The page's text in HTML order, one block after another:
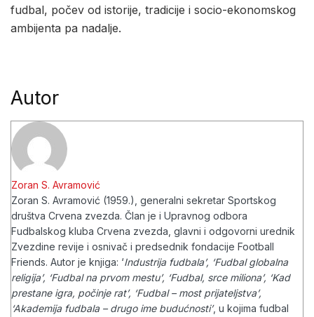
fudbal, počev od istorije, tradicije i socio-ekonomskog
ambijenta pa nadalje.
Autor
Zoran S. Avramović
Zoran S. Avramović (1959.), generalni sekretar Sportskog
društva Crvena zvezda. Član je i Upravnog odbora
Fudbalskog kluba Crvena zvezda, glavni i odgovorni urednik
Zvezdine revije i osnivač i predsednik fondacije Football
Friends. Autor je knjiga: ‘Industrija fudbala’, ‘Fudbal globalna
religija’, ‘Fudbal na prvom mestu’, ‘Fudbal, srce miliona’, ‘Kad
prestane igra, počinje rat’, ‘Fudbal – most prijateljstva’,
‘Akademija fudbala – drugo ime budućnosti’, u kojima fudbal